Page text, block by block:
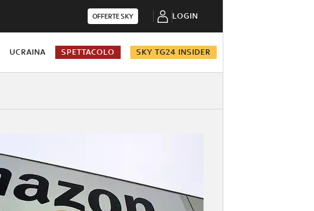
OFFERTE SKY LOGIN
UCRAINA SPETTACOLO SKY TG24 INSIDER